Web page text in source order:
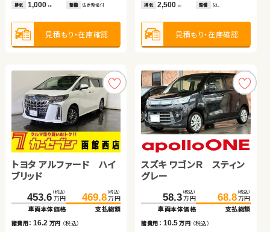
排気 1,000 cc 整備 法定整備付
見積もり・在庫確認
排気 2,500cc 整備 なし
見積もり・在庫確認
トヨタ アルファード ハイ
ブリッド
453.6 （税込）
万円
車両本体価格
469.8 （税込）
万円
支払総額
諸費用：16.2 万円 （税込）
スズキ ワゴンＲ スティン
グレー
58.3 （税込）
万円
車両本体価格
68.8 （税込）
万円
支払総額
諸費用： 10.5万円 （税込）
排気 660cc 整備 なし
見積もり・在庫確認
排気 2,000cc 整備 法定整備付
見積もり・在庫確認
ホンダ フィット
221.6 （税込）
万円
車両本体価格
233.7 （税込）
万円
支払総額
諸費用：12.1 万円 （税込）
ホンダ フリード ハイブリ
ッド
54.8 （税込）
万円
車両本体価格
65.3 （税込）
万円
支払総額
諸費用： 10.5万円 （税込）
排気 1,500 cc 整備 なし
見積もり・在庫確認
排気 1,800cc 整備 法定整備付
見積もり・在庫確認
日産 セレナ
315.0万円
トヨタ ノア ハイブリッド
467.2 （税込）
万円
車両本体価格
478.0 （税込）
万円
支払総額
諸費用： 10.8万円 （税込）